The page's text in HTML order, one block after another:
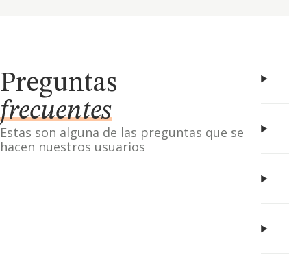
Preguntas
frecuentes
Estas son alguna de las preguntas que se
hacen nuestros usuarios